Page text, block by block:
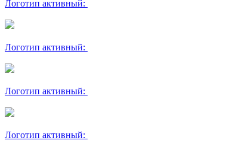
Логотип активный:
Логотип активный:
Логотип активный:
Логотип активный: